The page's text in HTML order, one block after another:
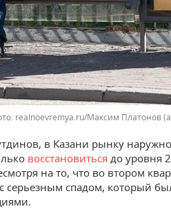
realnoevremya.ru/Максим Платонов
в Казани рынку
восстановиться до уровня
на то, что во втором
серьезным спадом, который